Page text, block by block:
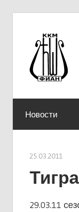
содержимому
Новости
25.03.2011
29.03.11